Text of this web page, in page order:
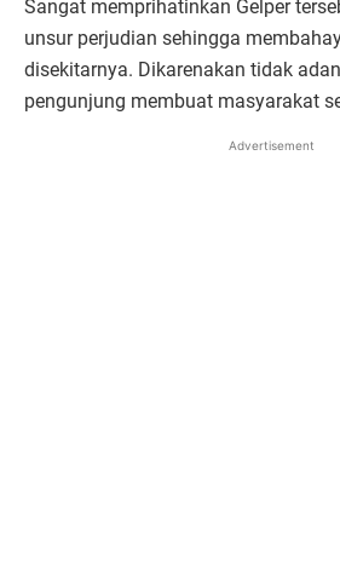
Sangat memprihatinkan Gelper
unsur perjudian sehingga
disekitarnya. Dikarenakan tidak
pengunjung membuat masyarakat
Advertisement